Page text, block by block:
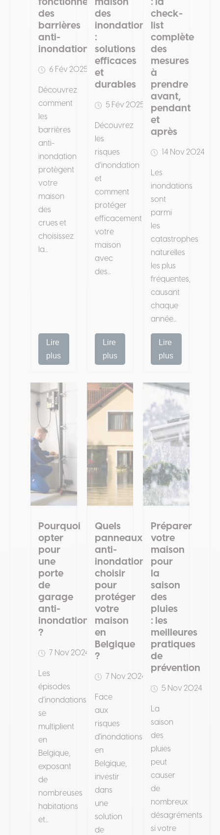
fonctionnement
des
barrières
anti-
inondation
6 Fév 2025
Découvrez
comment
les
barrières
anti-
inondation
protègent
votre
maison
des
crues et
choisissez
la...
Lire
plus
maison
des
inondations
:
solutions
efficaces
et
durables
5 Fév 2025
Découvrez
les
risques
d’inondation
et
comment
protéger
efficacement
votre
maison
avec
des...
Lire
plus
: la
check-
list
complète
des
mesures
à
prendre
avant,
pendant
et
après
14 Nov 2024
Les
inondations
sont
parmi
les
catastrophes
naturelles
les plus
fréquentes,
causant
chaque
année...
Lire
plus
Pourquoi
opter
pour
une
porte
de
garage
anti-
inondation
?
7 Nov 2024
Les
épisodes
d’inondations
se
multiplient
en
Belgique,
exposant
de
nombreuses
habitations
et...
Quels
panneaux
anti-
inondation
choisir
pour
protéger
votre
maison
en
Belgique
?
7 Nov 2024
Face
aux
risques
d'inondations
en
Belgique,
investir
dans
une
solution
de
Préparer
votre
maison
pour
la
saison
des
pluies
: les
meilleures
pratiques
de
prévention
5 Nov 2024
La
saison
des
pluies
peut
causer
de
nombreux
désagréments
si votre